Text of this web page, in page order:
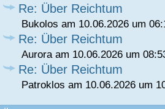
Re: Über Reichtum
Bukolos am 10.06.2026 um
Re: Über Reichtum
Aurora am 10.06.2026 um
Re: Über Reichtum
Patroklos am 10.06.2026 um